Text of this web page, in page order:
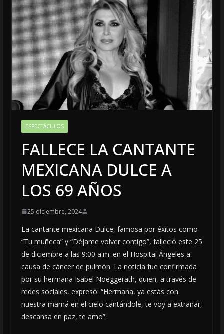
ESPECTÁCULOS
FALLECE LA CANTANTE
MEXICANA DULCE A
LOS 69 AÑOS
25 diciembre, 2024
La cantante mexicana Dulce, famosa por éxitos como
“Tu muñeca” y “Déjame volver contigo”, falleció este 25
de diciembre a las 9:00 a.m. en el Hospital Ángeles a
causa de cáncer de pulmón. La noticia fue confirmada
por su hermana Isabel Noeggerath, quien, a través de
redes sociales, expresó: “Hermana, ya estás con
nuestra mamá en el cielo cantándole, te voy a extrañar,
descansa en paz, te amo”.